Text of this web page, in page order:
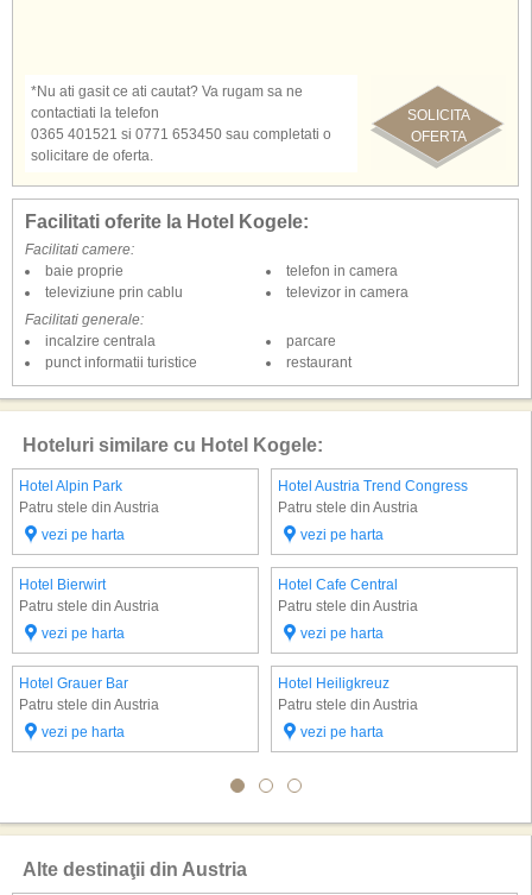
SOLICITA
OFERTA
*Nu ati gasit ce ati cautat? Va rugam sa ne
contactiati la telefon
0365 401521 si 0771 653450 sau completati o
solicitare de oferta.
Facilitati oferite la Hotel Kogele:
Facilitati camere:
baie proprie
telefon in camera
televiziune prin cablu
televizor in camera
Facilitati generale:
incalzire centrala
parcare
punct informatii turistice
restaurant
Hoteluri similare cu Hotel Kogele:
Hotel Alpin Park
Patru stele din Austria
vezi pe harta
Hotel Austria Trend Congress
Patru stele din Austria
vezi pe harta
Hotel Bierwirt
Patru stele din Austria
vezi pe harta
Hotel Cafe Central
Patru stele din Austria
vezi pe harta
Hotel Grauer Bar
Patru stele din Austria
vezi pe harta
Hotel Heiligkreuz
Patru stele din Austria
vezi pe harta
Alte destinaţii din Austria